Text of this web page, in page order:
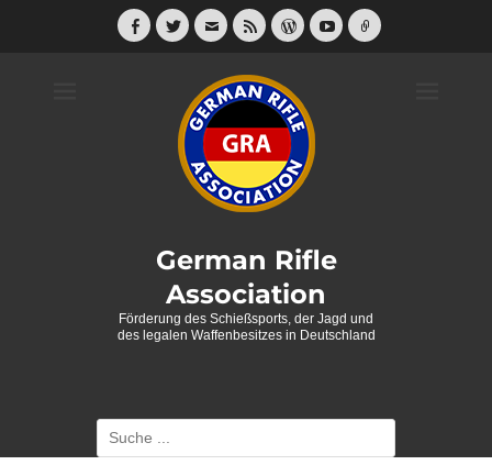
Facebook
Twitter
E-
Feed WordPress
YouTube
Link
German Rifle
Association
Förderung des Schießsports, der Jagd und
des legalen Waffenbesitzes in Deutschland
Suche
nach: